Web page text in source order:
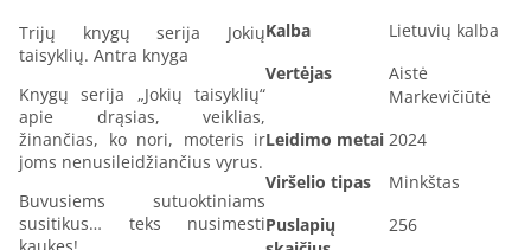
Trijų knygų serija Jokių
taisyklių. Antra knyga
Knygų serija „Jokių taisyklių“
apie drąsias, veiklias,
žinančias, ko nori, moteris ir
joms nenusileidžiančius vyrus.
Buvusiems sutuoktiniams
susitikus… teks nusimesti
Kalba
Lietuvių kalba
Vertėjas
Aistė
Markevičiūtė
Leidimo metai 2024
Viršelio tipas
Minkštas
Puslapių
256